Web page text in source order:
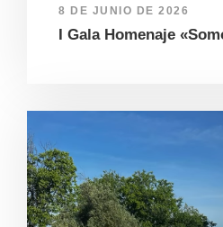
8 DE JUNIO DE 2026
I Gala Homenaje